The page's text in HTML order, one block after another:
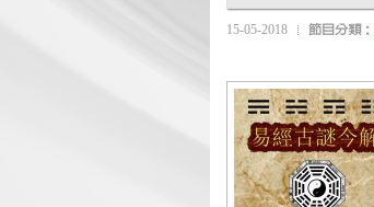
15-05-2018 節目分類：